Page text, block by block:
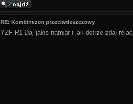
RE: Kombinezon przeciwdeszczowy
YZF R1 Daj jakis namiar i jak dotrze zdaj